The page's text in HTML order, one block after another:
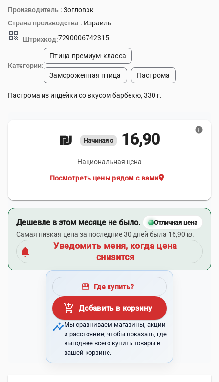
Производитель : Зогловэк
Страна производства : Израиль
qr_code Штрихкод:7290006742315
Категории:
Птица премиум-класса
Замороженная птица Пастрома
Пастрома из индейки со вкусом барбекю, 330 г.
Начиная с 16,90 ₪
Национальная цена
location_on
Посмотреть цены рядом с вами
info
Дешевле в этом месяце не было. Отличная цена
Самая низкая цена за последние 30 дней была 16,90 ₪.
notifications
Уведомить меня, когда цена
снизится
storefront Где купить?
add_shopping_cart Добавить в корзину
insightsМы сравниваем магазины, акции
и расстояние, чтобы показать, где
выгоднее всего купить товары в
вашей корзине.